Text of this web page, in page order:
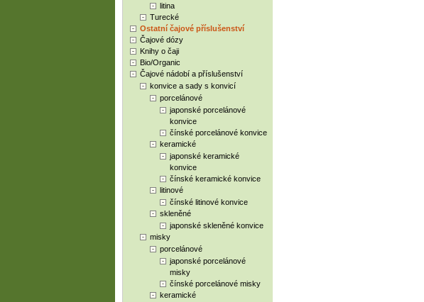
litina
Turecké
Ostatní čajové příslušenství
Čajové dózy
Knihy o čaji
Bio/Organic
Čajové nádobí a příslušenství
konvice a sady s konvicí
porcelánové
japonské porcelánové
konvice
čínské porcelánové konvice
keramické
japonské keramické
konvice
čínské keramické konvice
litinové
čínské litinové konvice
skleněné
japonské skleněné konvice
misky
porcelánové
japonské porcelánové
misky
čínské porcelánové misky
keramické